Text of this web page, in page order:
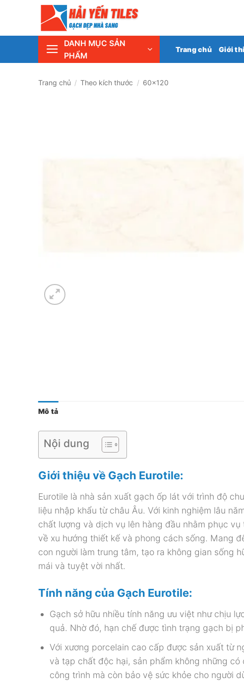
content
DANH MỤC SẢN
PHẨM
Trang chủ Giới
Trang chủ / Theo kích thước / 60x120
Mô tả
Nội dung
Giới thiệu về Gạch Eurotile:
Eurotile là nhà sản xuất gạch ốp lát với trình độ
liệu nhập khẩu từ châu Âu. Với kinh nghiệm lâu
chất lượng và dịch vụ lên hàng đầu nhằm phục
về xu hướng thiết kế và phong cách sống. Mang
con người làm trung tâm, tạo ra không gian sống
mái và tuyệt vời nhất.
Tính năng của Gạch Eurotile:
Gạch sở hữu nhiều tính năng ưu việt như chịu
quả. Nhờ đó, hạn chế được tình trạng gạch bị
Với xương porcelain cao cấp được sản xuất từ
và tạp chất độc hại, sản phẩm không những
công trình mà còn bảo vệ sức khỏe cho người